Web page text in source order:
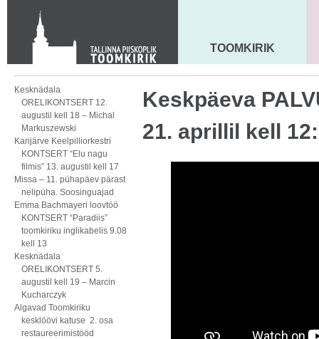
Toom-Kooli 6, 10130 TALLINN
tallinna.toom
+372 644 4140
MAARJA KIRIK
TOOMKIRIK
Kesknädala
ORELIKONTSERT 12.
augustil kell 18 – Michal
Markuszewski
Karijärve Keelpilliorkestri
KONTSERT “Elu nagu
filmis” 13. augustil kell 17
Missa – 11. pühapäev pärast
nelipüha. Soosinguajad
Emma Bachmayeri loovtöö
KONTSERT “Paradiis”
toomkiriku inglikabelis 9.08
kell 13
Kesknädala
ORELIKONTSERT 5.
augustil kell 19 – Marcin
Kucharczyk
Algavad Toomkiriku
kesklöövi katuse 2. osa
restaureerimistööd
Keskpäeva
21. aprillil kell